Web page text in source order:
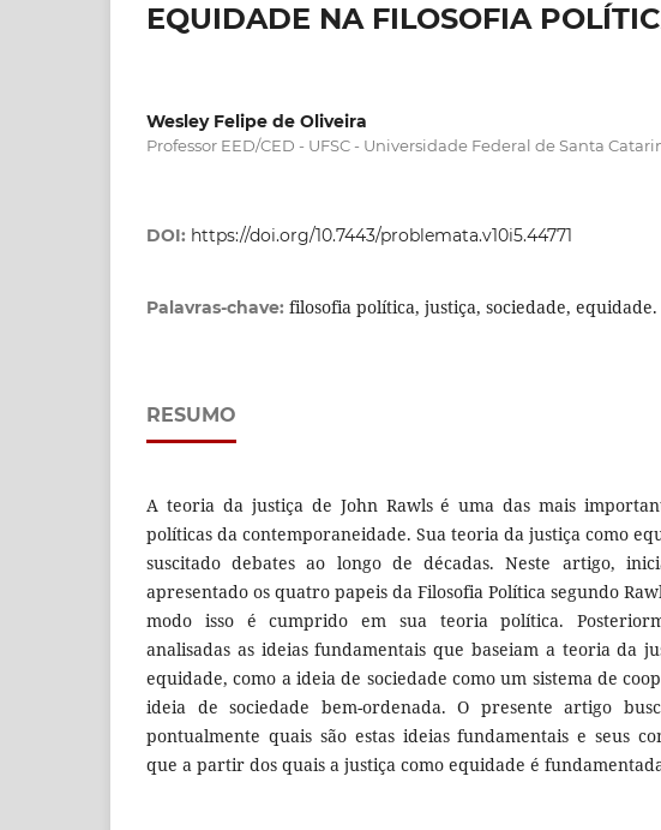
EQUIDADE NA FILOSOFIA
Wesley Felipe de Oliveira
Professor EED/CED - UFSC - Universidade Federal de Santa
DOI: https://doi.org/10.7443/problemata.v10i5.44771
Palavras-chave: filosofia política, justiça, sociedade, equidade.
RESUMO
A teoria da justiça de John Rawls é uma das mais
políticas da contemporaneidade. Sua teoria da justiça como
suscitado debates ao longo de décadas. Neste artigo,
apresentado os quatro papeis da Filosofia Política segundo
modo isso é cumprido em sua teoria política.
analisadas as ideias fundamentais que baseiam a teoria da
equidade, como a ideia de sociedade como um sistema de
ideia de sociedade bem-ordenada. O presente artigo
pontualmente quais são estas ideias fundamentais e seus
que a partir dos quais a justiça como equidade é